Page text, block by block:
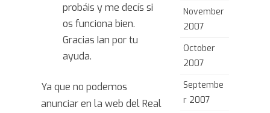
probáis y me decís si
os funciona bien.
Gracias Ian por tu
ayuda.
Ya que no podemos
anunciar en la web del Real
November
2007
October
2007
Septembe
r 2007